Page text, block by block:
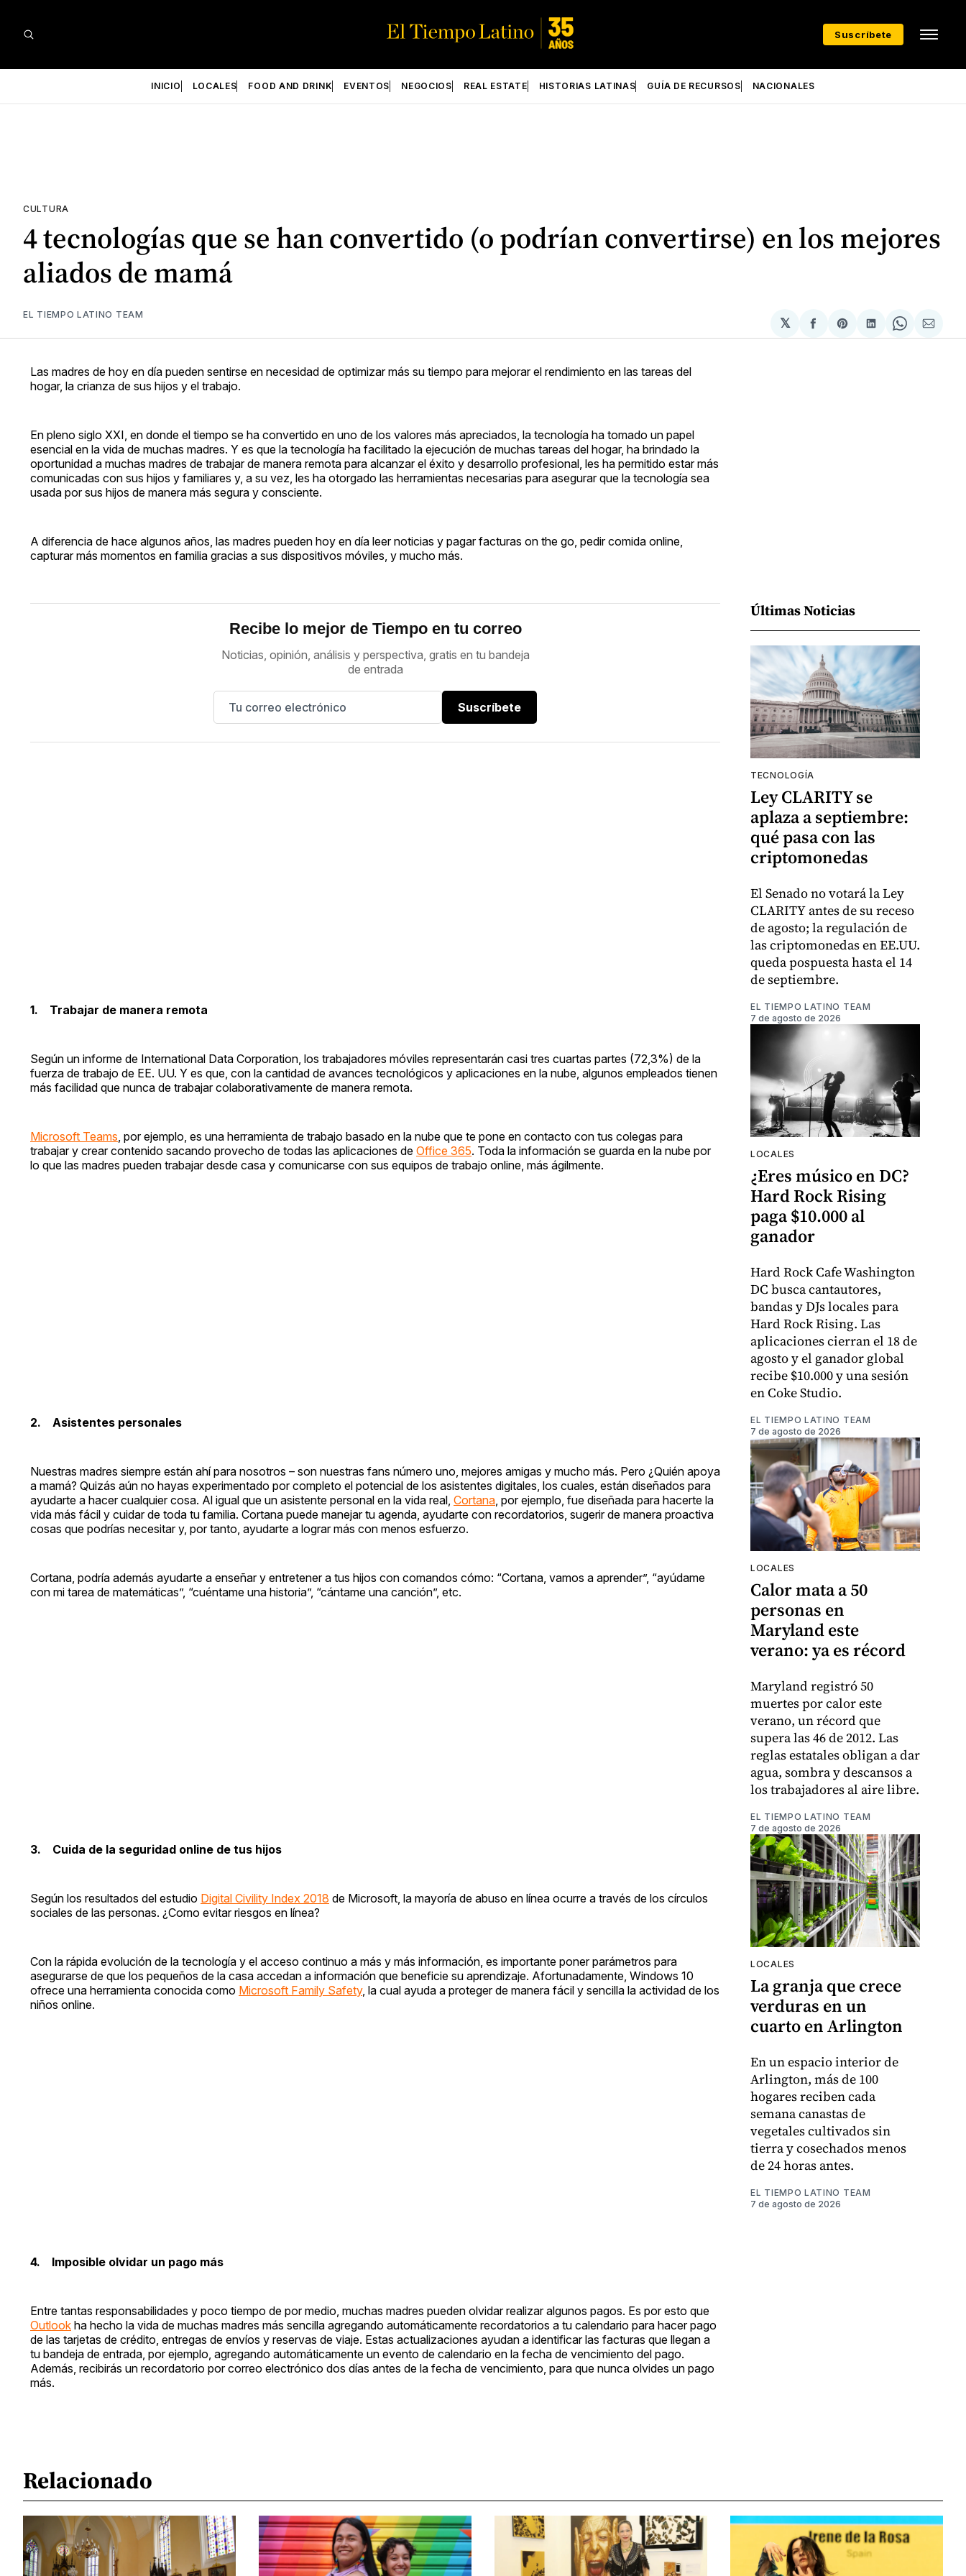
Suscríbete
INICIO LOCALES FOOD AND DRINK EVENTOS NEGOCIOS REAL ESTATE HISTORIAS LATINAS GUÍA DE RECURSOS NACIONALES
CULTURA
4 tecnologías que se han convertido (o podrían convertirse) en los mejores
aliados de mamá
EL TIEMPO LATINO TEAM
𝕏
Compartir
en
Share
on
Compartir
en
Share
on
via
Las madres de hoy en día pueden sentirse en necesidad de optimizar más su tiempo para mejorar el rendimiento en las tareas del
hogar, la crianza de sus hijos y el trabajo.
En pleno siglo XXI, en donde el tiempo se ha convertido en uno de los valores más apreciados, la tecnología ha tomado un papel
esencial en la vida de muchas madres. Y es que la tecnología ha facilitado la ejecución de muchas tareas del hogar, ha brindado la
oportunidad a muchas madres de trabajar de manera remota para alcanzar el éxito y desarrollo profesional, les ha permitido estar más
comunicadas con sus hijos y familiares y, a su vez, les ha otorgado las herramientas necesarias para asegurar que la tecnología sea
usada por sus hijos de manera más segura y consciente.
A diferencia de hace algunos años, las madres pueden hoy en día leer noticias y pagar facturas on the go, pedir comida online,
capturar más momentos en familia gracias a sus dispositivos móviles, y mucho más.
Recibe lo mejor de Tiempo en tu correo
Noticias, opinión, análisis y perspectiva, gratis en tu bandeja
de entrada
Suscríbete
1. Trabajar de manera remota
Según un informe de International Data Corporation, los trabajadores móviles representarán casi tres cuartas partes (72,3%) de la
fuerza de trabajo de EE. UU. Y es que, con la cantidad de avances tecnológicos y aplicaciones en la nube, algunos empleados tienen
más facilidad que nunca de trabajar colaborativamente de manera remota.
Microsoft Teams , por ejemplo, es una herramienta de trabajo basado en la nube que te pone en contacto con tus colegas para
trabajar y crear contenido sacando provecho de todas las aplicaciones de Office 365. Toda la información se guarda en la nube por
lo que las madres pueden trabajar desde casa y comunicarse con sus equipos de trabajo online, más ágilmente.
2. Asistentes personales
Nuestras madres siempre están ahí para nosotros – son nuestras fans número uno, mejores amigas y mucho más. Pero ¿Quién apoya
a mamá? Quizás aún no hayas experimentado por completo el potencial de los asistentes digitales, los cuales, están diseñados para
ayudarte a hacer cualquier cosa. Al igual que un asistente personal en la vida real, Cortana , por ejemplo, fue diseñada para hacerte la
vida más fácil y cuidar de toda tu familia. Cortana puede manejar tu agenda, ayudarte con recordatorios, sugerir de manera proactiva
cosas que podrías necesitar y, por tanto, ayudarte a lograr más con menos esfuerzo.
Cortana, podría además ayudarte a enseñar y entretener a tus hijos con comandos cómo: “Cortana, vamos a aprender”, “ayúdame
con mi tarea de matemáticas”, “cuéntame una historia”, “cántame una canción”, etc.
3. Cuida de la seguridad online de tus hijos
Según los resultados del estudio Digital Civility Index 2018 de Microsoft, la mayoría de abuso en línea ocurre a través de los círculos
sociales de las personas. ¿Como evitar riesgos en línea?
Con la rápida evolución de la tecnología y el acceso continuo a más y más información, es importante poner parámetros para
asegurarse de que los pequeños de la casa accedan a información que beneficie su aprendizaje. Afortunadamente, Windows 10
ofrece una herramienta conocida como Microsoft Family Safety, la cual ayuda a proteger de manera fácil y sencilla la actividad de los
niños online.
4. Imposible olvidar un pago más
Entre tantas responsabilidades y poco tiempo de por medio, muchas madres pueden olvidar realizar algunos pagos. Es por esto que
Outlook ha hecho la vida de muchas madres más sencilla agregando automáticamente recordatorios a tu calendario para hacer pago
de las tarjetas de crédito, entregas de envíos y reservas de viaje. Estas actualizaciones ayudan a identificar las facturas que llegan a
tu bandeja de entrada, por ejemplo, agregando automáticamente un evento de calendario en la fecha de vencimiento del pago.
Además, recibirás un recordatorio por correo electrónico dos días antes de la fecha de vencimiento, para que nunca olvides un pago
más.
Últimas Noticias
TECNOLOGÍA
Ley CLARITY se
aplaza a septiembre:
qué pasa con las
criptomonedas
El Senado no votará la Ley
CLARITY antes de su receso
de agosto; la regulación de
las criptomonedas en EE.UU.
queda pospuesta hasta el 14
de septiembre.
EL TIEMPO LATINO TEAM
7 de agosto de 2026
LOCALES
¿Eres músico en DC?
Hard Rock Rising
paga $10.000 al
ganador
Hard Rock Cafe Washington
DC busca cantautores,
bandas y DJs locales para
Hard Rock Rising. Las
aplicaciones cierran el 18 de
agosto y el ganador global
recibe $10.000 y una sesión
en Coke Studio.
EL TIEMPO LATINO TEAM
7 de agosto de 2026
LOCALES
Calor mata a 50
personas en
Maryland este
verano: ya es récord
Maryland registró 50
muertes por calor este
verano, un récord que
supera las 46 de 2012. Las
reglas estatales obligan a dar
agua, sombra y descansos a
los trabajadores al aire libre.
EL TIEMPO LATINO TEAM
7 de agosto de 2026
LOCALES
La granja que crece
verduras en un
cuarto en Arlington
En un espacio interior de
Arlington, más de 100
hogares reciben cada
semana canastas de
vegetales cultivados sin
tierra y cosechados menos
de 24 horas antes.
EL TIEMPO LATINO TEAM
7 de agosto de 2026
Relacionado